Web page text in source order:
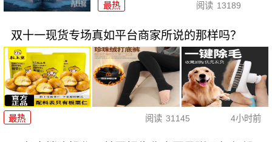
最热 阅读 13189
双十一现货专场真如平台商家所说的那样吗？
最热 阅读 31145 4小时前